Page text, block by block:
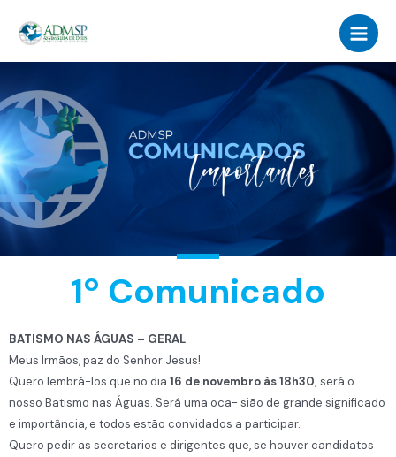
Main
1º Comunicado
BATISMO NAS ÁGUAS – GERAL
Meus Irmãos, paz do Senhor Jesus!
Quero lembrá-los que no dia 16 de novembro às 18h30,será o
nosso Batismo nas Águas. Será uma oca- sião de grande significado
e importância, e todos estão convidados a participar.
Quero pedir as secretarios e dirigentes que, se houver candidatos